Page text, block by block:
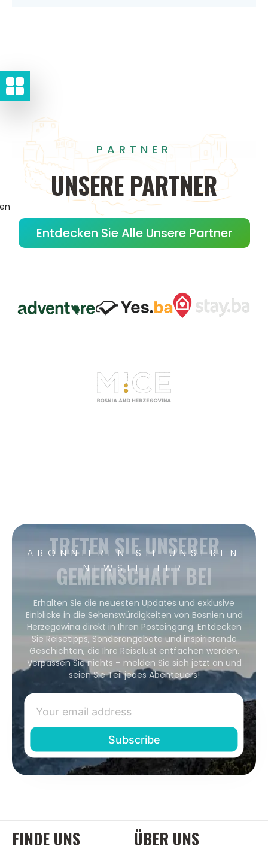
PARTNER
UNSERE PARTNER
Entdecken Sie Alle Unsere Partner
ABONNIEREN SIE UNSEREN
NEWSLETTER
TRETEN SIE UNSERER
GEMEINSCHAFT BEI
Erhalten Sie die neuesten Updates und exklusive
Einblicke in die Sehenswürdigkeiten von Bosnien und
Herzegowina direkt in Ihren Posteingang. Entdecken
Sie Reisetipps, Sonderangebote und inspirierende
Geschichten, die Ihre Reiselust entfachen werden.
Verpassen Sie nichts – melden Sie sich jetzt an und
seien Sie Teil jedes Abenteuers!
FINDE UNS ÜBER UNS